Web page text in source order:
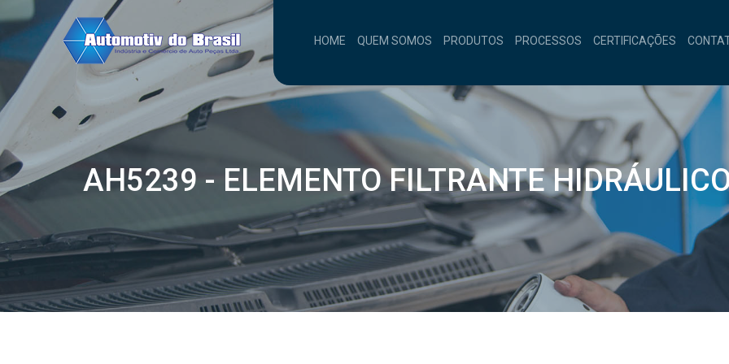
HOME QUEM SOMOS PRODUTOS PROCESSOS CERTIFICAÇÕES
AH5239 - ELEMENTO FILTRANTE